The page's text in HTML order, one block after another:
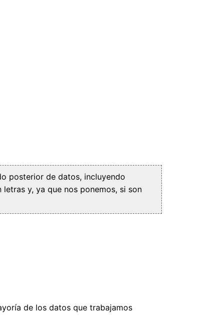
posterior de datos, incluyendo
y, ya que nos ponemos, si son
de los datos que trabajamos